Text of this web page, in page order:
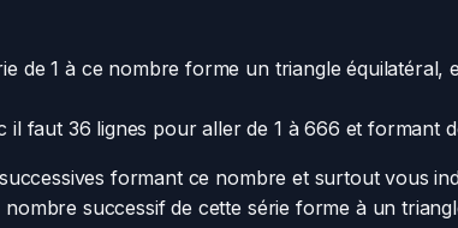
1 à ce nombre forme un triangle équilatéral,
faut 36 lignes pour aller de 1 à 666 et formant
formant ce nombre et surtout vous
successif de cette série forme à un